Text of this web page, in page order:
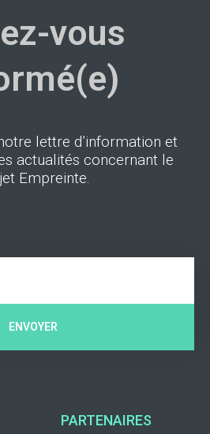
vous
lettre d’information et
actualités concernant le
Empreinte.
ENVOYER
PARTENAIRES